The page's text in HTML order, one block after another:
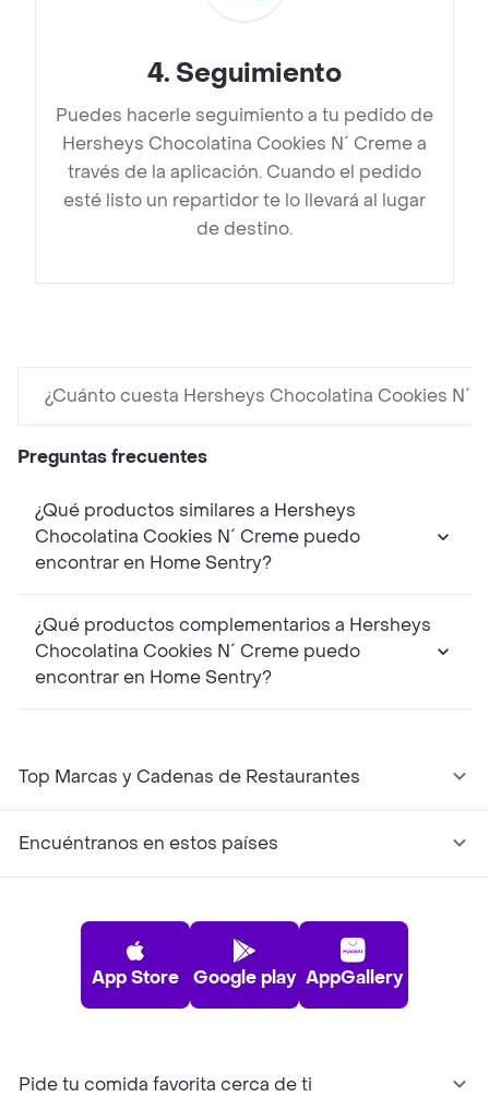
4. Seguimiento
Puedes hacerle seguimiento a tu pedido de
Hersheys Chocolatina Cookies N´ Creme a
través de la aplicación. Cuando el pedido
esté listo un repartidor te lo llevará al lugar
de destino.
¿Cuánto cuesta Hersheys Chocolatina Cookies N´
Preguntas frecuentes
¿Qué productos similares a Hersheys
Chocolatina Cookies N´ Creme puedo
encontrar en Home Sentry?
¿Qué productos complementarios a Hersheys
Chocolatina Cookies N´ Creme puedo
encontrar en Home Sentry?
Top Marcas y Cadenas de Restaurantes
Encuéntranos en estos países
App Store Google play AppGallery
Pide tu comida favorita cerca de ti